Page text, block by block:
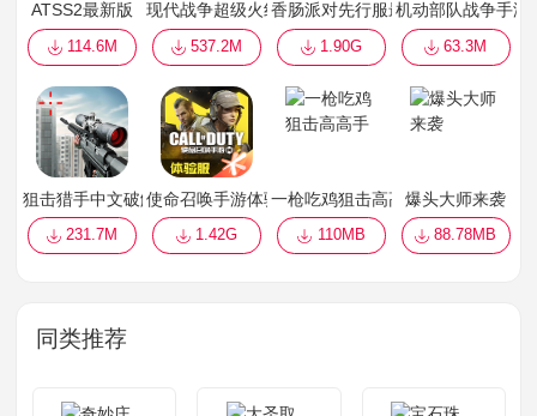
ATSS2最新版
114.6M
现代战争超级火线
537.2M
香肠派对先行服最新版2022
1.90G
机动部队战争手游
63.3M
狙击猎手中文破解版最新版
231.7M
使命召唤手游体验服正版
1.42G
一枪吃鸡狙击高高手
110MB
爆头大师来袭
88.78MB
同类推荐